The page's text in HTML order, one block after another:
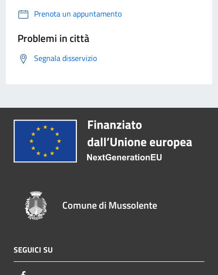
Prenota un appuntamento
Problemi in città
Segnala disservizio
Comune di Mussolente
SEGUICI SU